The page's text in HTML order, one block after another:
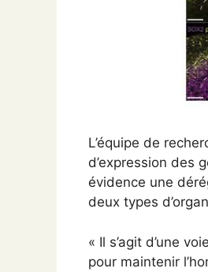
L’équipe de
d’expression des
évidence une
deux types
« Il s’agit d’une
pour maintenir